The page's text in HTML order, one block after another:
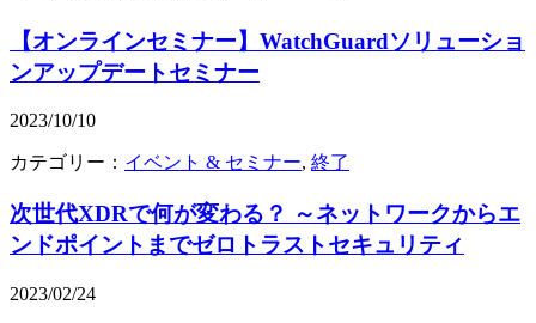
【オンラインセミナー】WatchGuardソリューショ
ンアップデートセミナー
2023/10/10
カテゴリー： イベント & セミナー, 終了
次世代XDRで何が変わる？ ～ネットワークからエ
ンドポイントまでゼロトラストセキュリティ
2023/02/24